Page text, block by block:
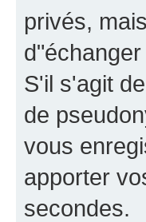
privés,
S'il s'agit
de
vous
apporter
secondes.